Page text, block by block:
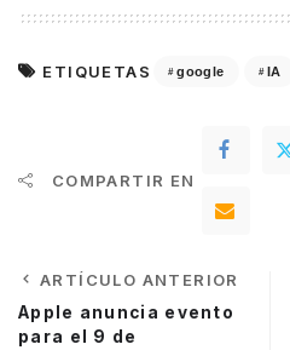
ETIQUETAS google IA
COMPARTIR EN
ARTÍCULO ANTERIOR
Apple anuncia evento
para el 9 de